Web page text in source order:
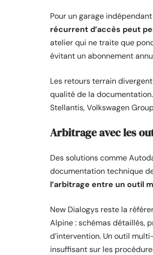
Pour un garage
récurrent d’accès peut
atelier qui ne traite que
évitant un abonnement
Les retours terrain
qualité de la
Stellantis, Volkswagen
Arbitrage avec les
Des solutions comme
documentation technique
l’arbitrage entre un outil
New Dialogys reste la
Alpine : schémas détaillés,
d’intervention. Un outil
insuffisant sur les